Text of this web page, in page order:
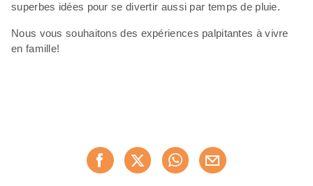
superbes idées pour se divertir aussi par temps de pluie.
Nous vous souhaitons des expériences palpitantes à vivre
en famille!
Recommander maintenant